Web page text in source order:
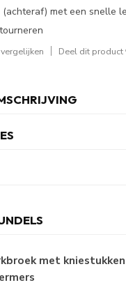
met een snelle
Deel dit product
met